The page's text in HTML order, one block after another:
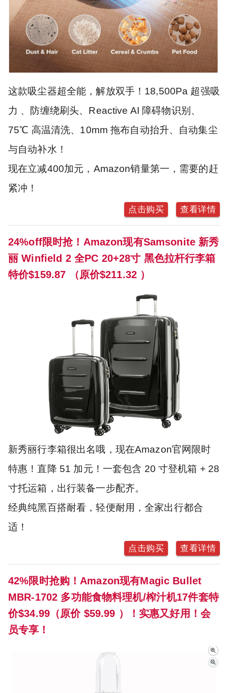
这款吸尘器超全能，解放双手！18,500Pa 超强吸
力 、防缠绕刷头、Reactive AI 障碍物识别、
75℃ 高温清洗、10mm 拖布自动抬升、自动集尘
与自动补水！
现在立减400加元，Amazon销量第一，需要的赶
紧冲！
点击购买 查看详情
24%off限时抢！Amazon现有Samsonite 新秀
丽 Winfield 2 全PC 20+28寸 黑色拉杆行李箱
特价$159.87 （原价$211.32 ）
新秀丽行李箱很出名哦，现在Amazon官网限时
特惠！直降 51 加元！一套包含 20 寸登机箱 + 28
寸托运箱，出行装备一步配齐。
经典纯黑百搭耐看，轻便耐用，全家出行都合
适！
点击购买 查看详情
42%限时抢购！Amazon现有Magic Bullet
MBR-1702 多功能食物料理机/榨汁机17件套特
价$34.99（原价 $59.99 ）！实惠又好用！会
员专享！